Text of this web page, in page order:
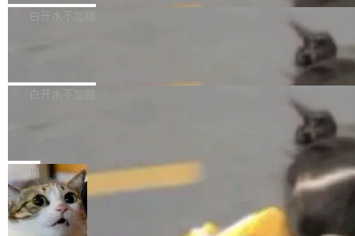
自研的多个文生3D和...
整性保护。效果是：吞吐量提升 41%，每 token
让语音识别不再只是听清，而是真正听懂。通过
w 不要求标准普通话，方言识别覆盖粤语、吴语
新和少量网页兼容性修复版本。 Changes/fixe
容提供的字体时出现的几个问题 为避免音频加
质的最低采样率）的音频格式将被拒绝 修复了 C
SS 圆角虚线样式中可能存在的问题 如果表单中
的图像元素不在同一个子树中，则它们将不再关
联 加...
白开水不加糖
发布的 Release Notes，他利用 AI 工具（如 Co
最强的若干项。对于尚未正式发版的 PG 19，则
通过拉取过去一年内（从 PG 18 Beta1 时间点
至今）的所有 commit，同样交由 AI 分析提炼。
经过人工复核，准确度令人满意。这一方法也为
白开水不加糖
维护工作一直与我的日常工作、家务、社交生活
和休闲娱乐竞争时间。" 这是 libexpat 维护者 S
ebastian Pipping 写在博客里的话。8 月 4 日，
他宣布了一个新消息：从 2026 年 8 月 1 日起，
局
Firefox 153.0.3 发布
Firefox 153.0.3 现已发布，具体更新内容如